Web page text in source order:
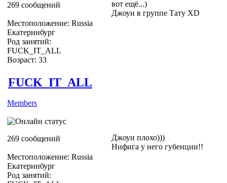
269 сообщений
Местоположение: Russia
Екатеринбург
Род занятий:
FUCK_IT_ALL
Возраст: 33
вот ещё...)
Джоуи в группе Тату ХD
FUCK_IT_ALL
Members
269 сообщений
Местоположение: Russia
Екатеринбург
Род занятий:
Джоуи плохо)))
Нифига у него губенции!!